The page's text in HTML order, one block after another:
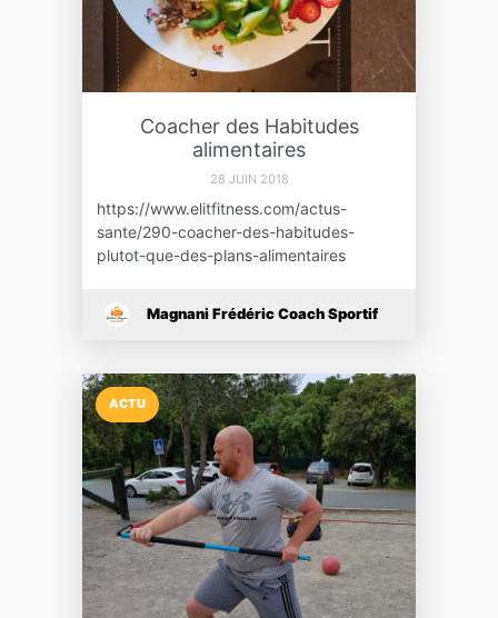
Coacher des Habitudes
alimentaires
28 JUIN 2018
https://www.elitfitness.com/actus-
sante/290-coacher-des-habitudes-
plutot-que-des-plans-alimentaires
Magnani Frédéric Coach Sportif
ACTU